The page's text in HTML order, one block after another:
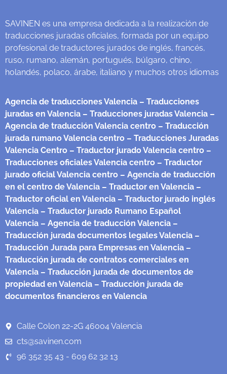
SAVINEN es una empresa dedicada a la realización de
traducciones juradas oficiales, formada por un equipo
profesional de traductores jurados de inglés, francés,
ruso, rumano, alemán, portugués, búlgaro, chino,
holandés, polaco, árabe, italiano y muchos otros idiomas
Agencia de traducciones Valencia – Traducciones
juradas en Valencia – Traducciones juradas Valencia –
Agencia de traducción Valencia centro – Traducción
jurada rumano Valencia centro – Traducciones Juradas
Valencia Centro – Traductor jurado Valencia centro –
Traducciones oficiales Valencia centro – Traductor
jurado oficial Valencia centro – Agencia de traducción
en el centro de Valencia – Traductor en Valencia –
Traductor oficial en Valencia – Traductor jurado inglés
Valencia – Traductor jurado Rumano Español
Valencia – Agencia de traducción Valencia –
Traducción jurada documentos legales Valencia –
Traducción Jurada para Empresas en Valencia –
Traducción jurada de contratos comerciales en
Valencia – Traducción jurada de documentos de
propiedad en Valencia – Traducción jurada de
documentos financieros en Valencia
Calle Colon 22-2G 46004 Valencia
cts@savinen.com
96 352 35 43 - 609 62 32 13